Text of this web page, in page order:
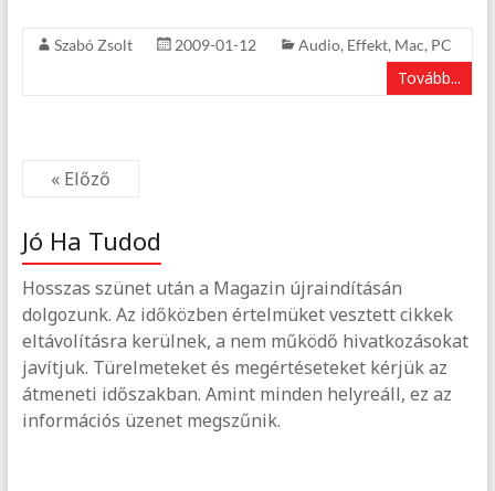
Szabó Zsolt 2009-01-12 Audio, Effekt, Mac, PC
Tovább...
« Előző
Jó Ha Tudod
Hosszas szünet után a Magazin újraindításán
dolgozunk. Az időközben értelmüket vesztett cikkek
eltávolításra kerülnek, a nem működő hivatkozásokat
javítjuk. Türelmeteket és megértéseteket kérjük az
átmeneti időszakban. Amint minden helyreáll, ez az
információs üzenet megszűnik.